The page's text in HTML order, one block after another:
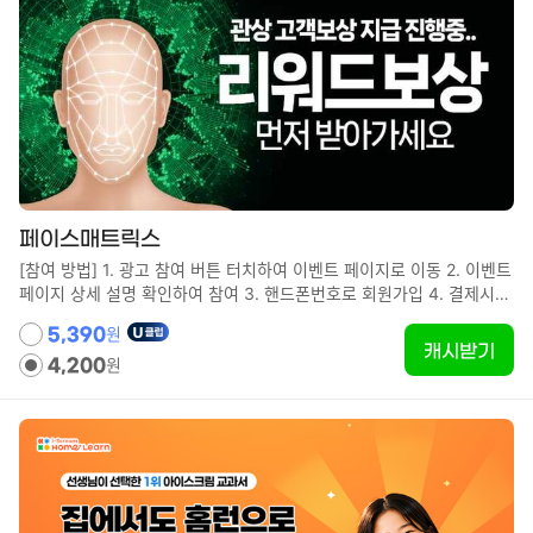
페이스매트릭스
[참여 방법] 1. 광고 참여 버튼 터치하여 이벤트 페이지로 이동 2. 이벤트
페이지 상세 설명 확인하여 참여 3. 핸드폰번호로 회원가입 4. 결제시
포인트가 지급됩니다. - 포인트 지급까지 최대 10분까지도 소요될 수 있
습니다. - WIFI가 아닌 환경에서는 데이터 이용료가 발생할 수 있습니
5,390원
4,200원
캐시받기